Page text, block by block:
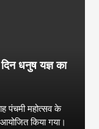
दिन धनुष यज्ञ का
पंचमी महोत्सव के
किया गया।